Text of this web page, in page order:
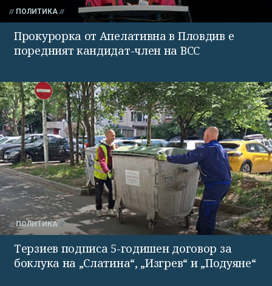
ПОЛИТИКА
Прокурорка от Апелативна в Пловдив е
поредният кандидат-член на ВСС
ПОЛИТИКА
Терзиев подписа 5-годишен договор за
боклука на „Слатина“, „Изгрев“ и „Подуяне“